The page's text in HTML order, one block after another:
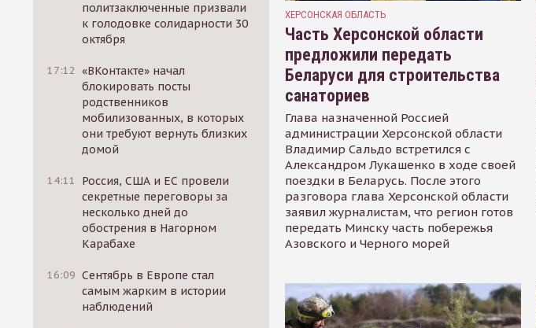
политзаключенные призвали
к голодовке солидарности 30
октября
17:12 «ВКонтакте» начал
блокировать посты
родственников
мобилизованных, в которых
они требуют вернуть близких
домой
14:11
Россия, США и ЕС провели
секретные переговоры за
несколько дней до
обострения в Нагорном
Карабахе
16:09 Сентябрь в Европе стал
самым жарким в истории
наблюдений
ХЕРСОНСКАЯ ОБЛАСТЬ
Часть Херсонской области
предложили передать
Беларуси для строительства
санаториев
Глава назначенной Россией
администрации Херсонской области
Владимир Сальдо встретился с
Александром Лукашенко в ходе своей
поездки в Беларусь. После этого
разговора глава Херсонской области
заявил журналистам, что регион готов
передать Минску часть побережья
Азовского и Черного морей